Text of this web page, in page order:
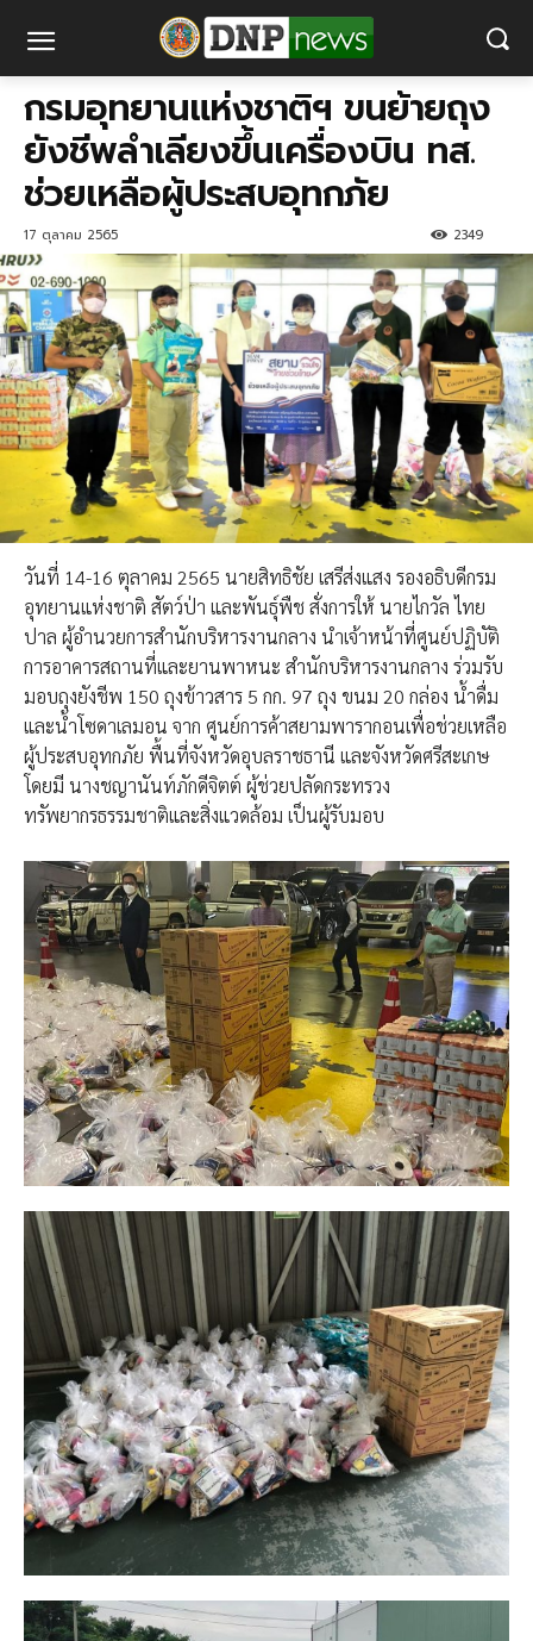
กรมอุทยานแห่งชาติฯ ขนย้ายถุง
ยังชีพลำเลียงขึ้นเครื่องบิน ทส.
ช่วยเหลือผู้ประสบอุทกภัย
17 ตุลาคม 2565 2349
วันที่ 14-16 ตุลาคม 2565 นายสิทธิชัย เสรีส่งแสง รองอธิบดีกรม
อุทยานแห่งชาติ สัตว์ป่า และพันธุ์พืช สั่งการให้ นายไกวัล ไทย
ปาล ผู้อำนวยการสำนักบริหารงานกลาง นำเจ้าหน้าที่ศูนย์ปฏิบัติ
การอาคารสถานที่และยานพาหนะ สำนักบริหารงานกลาง ร่วมรับ
มอบถุงยังชีพ 150 ถุงข้าวสาร 5 กก. 97 ถุง ขนม 20 กล่อง น้ำดื่ม
และน้ำโซดาเลมอน จาก ศูนย์การค้าสยามพารากอนเพื่อช่วยเหลือ
ผู้ประสบอุทกภัย พื้นที่จังหวัดอุบลราชธานี และจังหวัดศรีสะเกษ
โดยมี นางชญานันท์ภักดีจิตต์ ผู้ช่วยปลัดกระทรวง
ทรัพยากรธรรมชาติและสิ่งแวดล้อม เป็นผู้รับมอบ